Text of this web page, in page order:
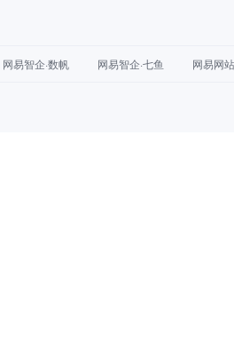
网易智企·数帆 网易智企·七鱼 网易网